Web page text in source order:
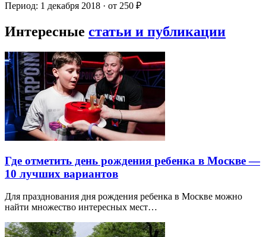
Период: 1 декабря 2018 · от 250 ₽
Интересные статьи и публикации
Где отметить день рождения ребенка в Москве —
10 лучших вариантов
Для празднования дня рождения ребенка в Москве можно
найти множество интересных мест…